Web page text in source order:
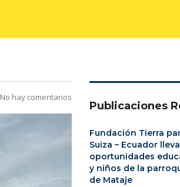
No hay comentarios
Publicaciones
Fundación Tierra
Suiza – Ecuador
oportunidades
y niños de la
de Mataje